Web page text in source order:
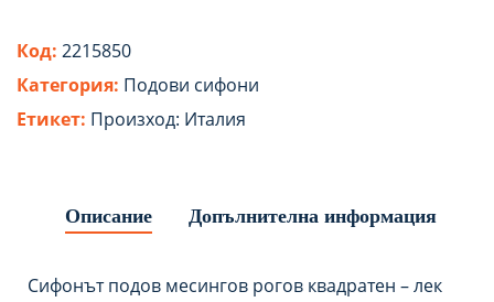
Код: 2215850
Категория: Подови сифони
Етикет: Произход: Италия
Описание Допълнителна информация
Сифонът подов месингов рогов квадратен – лек